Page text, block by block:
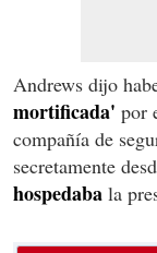
Andrews dijo
mortificada' por
compañía de
secretamente
hospedaba la